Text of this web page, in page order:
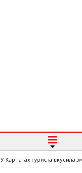
У Карпатах туриста вкусила